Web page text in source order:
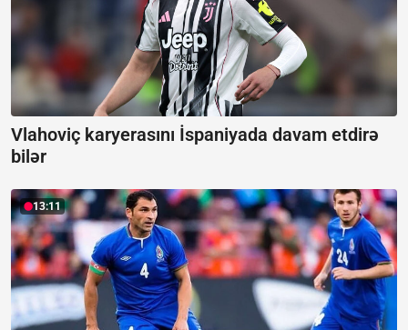
Vlahoviç karyerasını İspaniyada davam etdirə
bilər
13:11